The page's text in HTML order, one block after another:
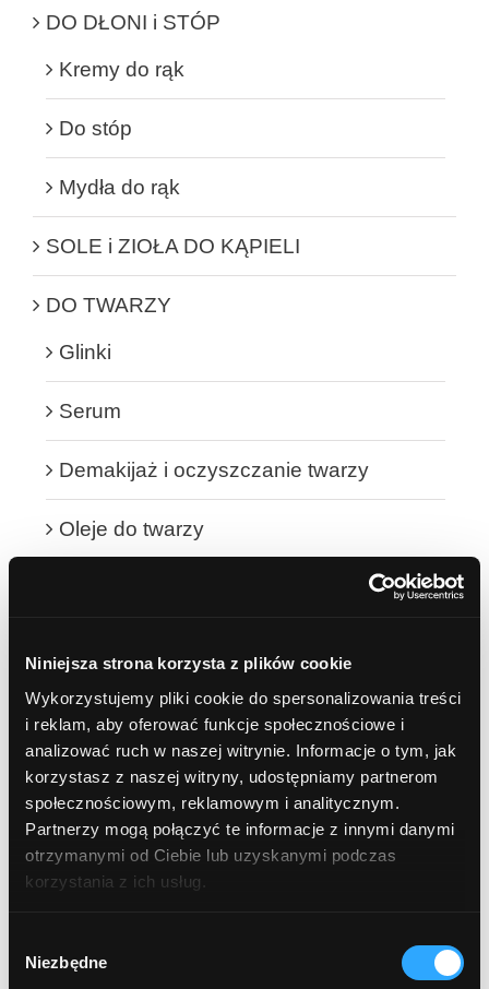
Niniejsza strona korzysta z plików cookie
Wykorzystujemy pliki cookie do spersonalizowania treści
i reklam, aby oferować funkcje społecznościowe i
analizować ruch w naszej witrynie. Informacje o tym, jak
korzystasz z naszej witryny, udostępniamy partnerom
społecznościowym, reklamowym i analitycznym.
Partnerzy mogą połączyć te informacje z innymi danymi
otrzymanymi od Ciebie lub uzyskanymi podczas
korzystania z ich usług.
zgody
Niezbędne
DO DŁONI i STÓP
Kremy do rąk
Do stóp
Mydła do rąk
SOLE i ZIOŁA DO KĄPIELI
DO TWARZY
Glinki
Serum
Demakijaż i oczyszczanie twarzy
Oleje do twarzy
NATURALNA APTECZKA
ŻELE I PEELINGI POD PRYSZNIC
Żele pod prysznic
Peelingi do ciała